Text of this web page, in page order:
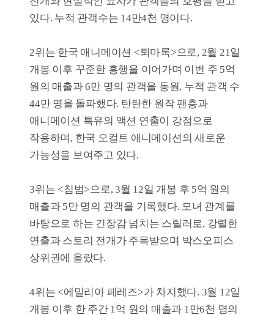
흥행력을 보이며 1위를 차지했다. <퇴마록>이
뮤지컬 영화로 주목받고 있으며, <200% 울프:
최강 푸들이 될 거야!>가 가족 관객을 중심으로
꾸준한 흥행을 이어가고 있다.
3월 3주차 독립·예술영화 흥행 TOP10
콘클라베
개봉일2025-03-05
퇴마록
개봉일2025-02-21